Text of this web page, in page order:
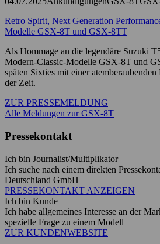
Retro Spirit, Next Generation
Modelle GSX-8T und GSX-8TT
Als Hommage an die legendäre Suzuki
Modern-Classic-Modelle GSX-8T und
späten Sixties mit einer
der Zeit.
ZUR PRESSEMELDUNG
Alle Meldungen zur GSX-8T
Pressekontakt
Ich bin Journalist/Multiplikator
Ich suche nach einem direkten
Deutschland GmbH
PRESSEKONTAKT ANZEIGEN
Ich bin Kunde
Ich habe allgemeines Interesse an der
spezielle Frage zu einem Modell
ZUR KUNDENWEBSITE